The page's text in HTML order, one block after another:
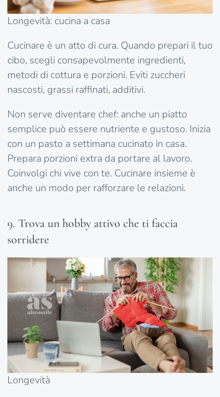
Longevità: cucina a casa
Cucinare è un atto di cura. Quando prepari il tuo
cibo, scegli consapevolmente ingredienti,
metodi di cottura e porzioni. Eviti zuccheri
nascosti, grassi raffinati, additivi.
Non serve diventare chef: anche un piatto
semplice può essere nutriente e gustoso. Inizia
con un pasto a settimana cucinato in casa.
Prepara porzioni extra da portare al lavoro.
Coinvolgi chi vive con te. Cucinare insieme è
anche un modo per rafforzare le relazioni.
9. Trova un hobby attivo che ti faccia
sorridere
Longevità